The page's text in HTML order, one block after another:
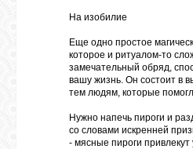
На изобилие
Еще одно простое
которое и ритуалом-то
замечательный обряд,
вашу жизнь. Он состоит в
тем людям, которые
Нужно напечь пироги и
со словами искренней
- мясные пироги привлекут